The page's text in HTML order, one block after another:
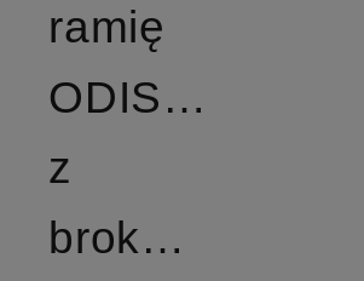
ramię
ODISSEA
z
brokatową